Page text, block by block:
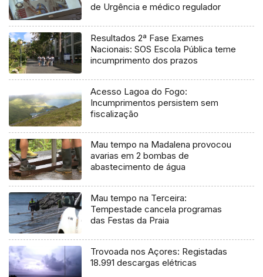
de Urgência e médico regulador
Resultados 2ª Fase Exames
Nacionais: SOS Escola Pública teme
incumprimento dos prazos
Acesso Lagoa do Fogo:
Incumprimentos persistem sem
fiscalização
Mau tempo na Madalena provocou
avarias em 2 bombas de
abastecimento de água
Mau tempo na Terceira:
Tempestade cancela programas
das Festas da Praia
Trovoada nos Açores: Registadas
18.991 descargas elétricas